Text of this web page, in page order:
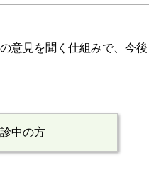
意見を聞く仕組みで、今
中の方